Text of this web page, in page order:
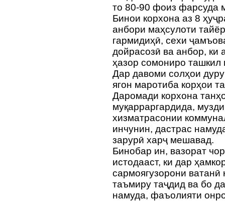
то 80-90 фоиз фарсуда
Бинои корхона аз 8
анбори маҳсулоти
гармидиҳӣ, сехи
дойрасозӣ ва анбор, ки
ҳазор сомониро ташкил
Дар давоми солҳои
ягон маротиба корҳои
Даромади корхона
муқарраргардида,
хизматрасонии
инчунин, дастрас
зарурӣ харҷ мешавад.
Бинобар ин, вазорат
истодааст, ки дар
сармоягузорони
таъмиру таҷдид ва бо
намуда, фаъолияти